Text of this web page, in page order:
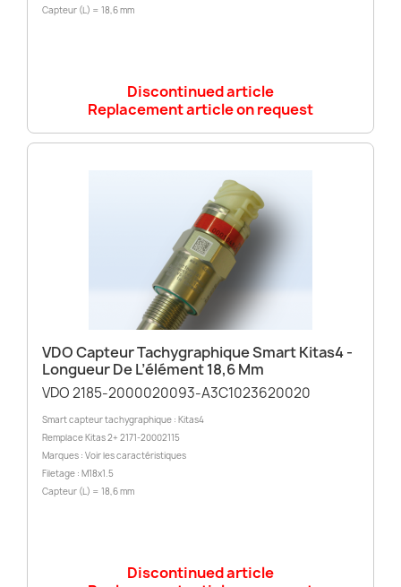
Capteur (L) = 18,6 mm
Discontinued article
Replacement article on request
VDO Capteur Tachygraphique Smart Kitas4 -
Longueur De L’élément 18,6 Mm
VDO 2185-2000020093-A3C1023620020
Smart capteur tachygraphique : Kitas4
Remplace Kitas 2+ 2171-20002115
Marques : Voir les caractéristiques
Filetage : M18x1.5
Capteur (L) = 18,6 mm
Discontinued article